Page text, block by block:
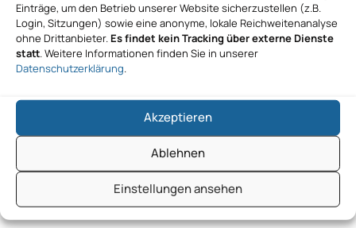
Einträge, um den Betrieb unserer Website sicherzustellen (z.B.
Login, Sitzungen) sowie eine anonyme, lokale Reichweitenanalyse
ohne Drittanbieter. Es findet kein Tracking über externe Dienste
statt. Weitere Informationen finden Sie in unserer
Datenschutzerklärung.
Akzeptieren
Ablehnen
Einstellungen ansehen
Nächster
Beitrag
WEITER
Apify